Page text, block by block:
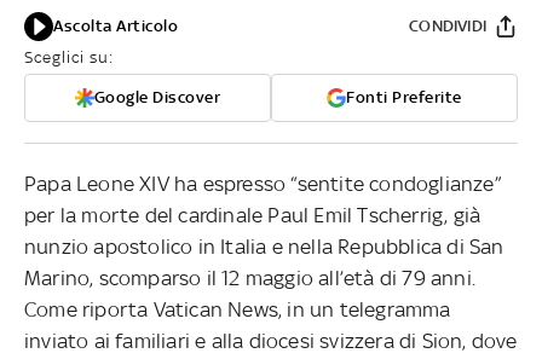
Ascolta Articolo
Sceglici su:
Google Discover Fonti Preferite
CONDIVIDI
Papa Leone XIV ha espresso “sentite condoglianze”
per la morte del cardinale Paul Emil Tscherrig, già
nunzio apostolico in Italia e nella Repubblica di San
Marino, scomparso il 12 maggio all’età di 79 anni.
Come riporta Vatican News, in un telegramma
inviato ai familiari e alla diocesi svizzera di Sion, dove